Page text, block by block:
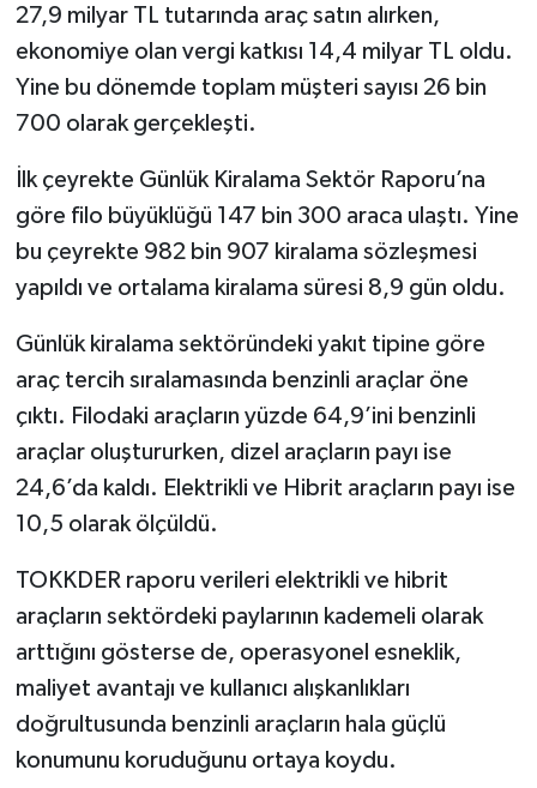
27,9 milyar TL tutarında araç satın alırken,
ekonomiye olan vergi katkısı 14,4 milyar TL oldu.
Yine bu dönemde toplam müşteri sayısı 26 bin
700 olarak gerçekleşti.
İlk çeyrekte Günlük Kiralama Sektör Raporu’na
göre filo büyüklüğü 147 bin 300 araca ulaştı. Yine
bu çeyrekte 982 bin 907 kiralama sözleşmesi
yapıldı ve ortalama kiralama süresi 8,9 gün oldu.
Günlük kiralama sektöründeki yakıt tipine göre
araç tercih sıralamasında benzinli araçlar öne
çıktı. Filodaki araçların yüzde 64,9’ini benzinli
araçlar oluştururken, dizel araçların payı ise
24,6’da kaldı. Elektrikli ve Hibrit araçların payı ise
10,5 olarak ölçüldü.
TOKKDER raporu verileri elektrikli ve hibrit
araçların sektördeki paylarının kademeli olarak
arttığını gösterse de, operasyonel esneklik,
maliyet avantajı ve kullanıcı alışkanlıkları
doğrultusunda benzinli araçların hala güçlü
konumunu koruduğunu ortaya koydu.